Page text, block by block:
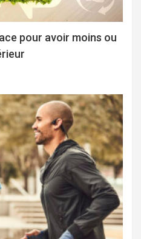
pour avoir moins ou